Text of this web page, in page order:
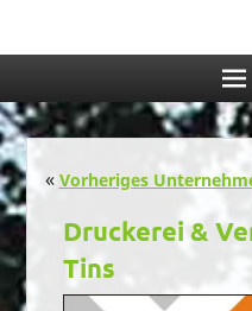
Post navigation
« Vorheriges
Druckerei &
Tins